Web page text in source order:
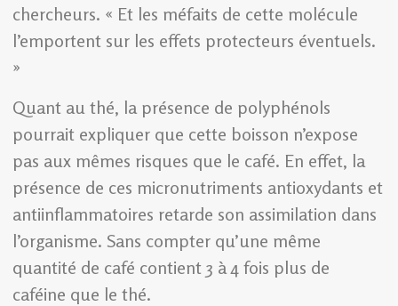
chercheurs. « Et les méfaits de cette molécule
l’emportent sur les effets protecteurs éventuels.
»
Quant au thé, la présence de polyphénols
pourrait expliquer que cette boisson n’expose
pas aux mêmes risques que le café. En effet, la
présence de ces micronutriments antioxydants et
antiinflammatoires retarde son assimilation dans
l’organisme. Sans compter qu’une même
quantité de café contient 3 à 4 fois plus de
caféine que le thé.